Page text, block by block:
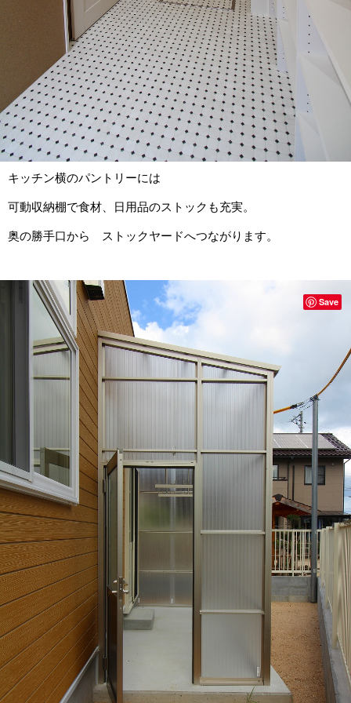
キッチン横のパントリーには
可動収納棚で食材、日用品のストックも充実。
奥の勝手口から ストックヤードへつながります。
Save